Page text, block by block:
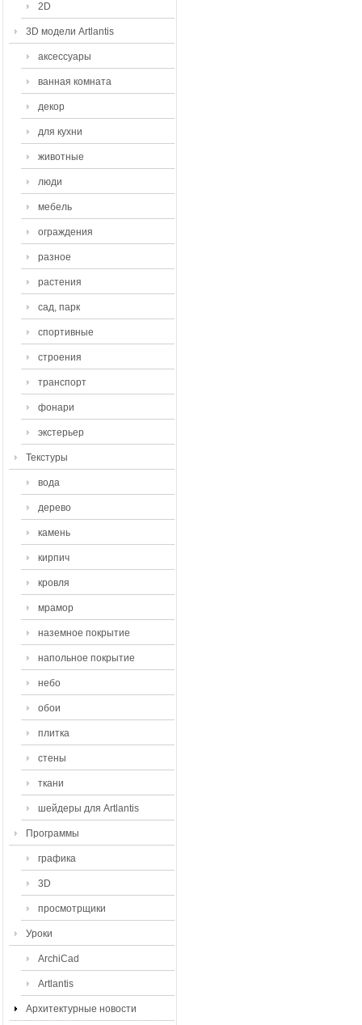
2D
3D модели Artlantis
аксессуары
ванная комната
декор
для кухни
животные
люди
мебель
ограждения
разное
растения
сад, парк
спортивные
строения
транспорт
фонари
экстерьер
Текстуры
вода
дерево
камень
кирпич
кровля
мрамор
наземное покрытие
напольное покрытие
небо
обои
плитка
стены
ткани
шейдеры для Artlantis
Программы
графика
3D
просмотрщики
Уроки
ArchiCad
Artlantis
Архитектурные новости